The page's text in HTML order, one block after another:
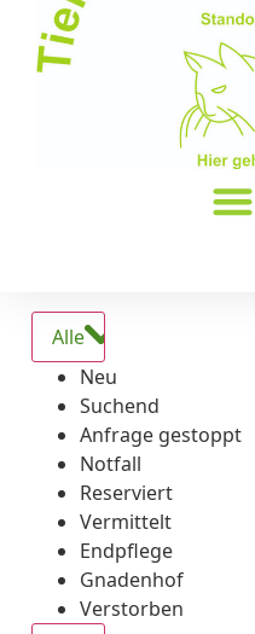
Alle
Neu
Suchend
Anfrage gestoppt
Notfall
Reserviert
Vermittelt
Endpflege
Gnadenhof
Verstorben